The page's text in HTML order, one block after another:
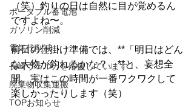
ポータブル蓄電池
ガソリン削減
電気代削減
長崎ヴェルカを応援しています！
廃棄物収集運搬
TOPお知らせ
（笑）釣りの日は自然に目が覚めるん
ですよね〜。
前日の仕掛け準備では、**「明日はどん
な大物が釣れるかな？」**と、妄想全
開。実はこの時間が一番ワクワクして
楽しかったりします（笑）